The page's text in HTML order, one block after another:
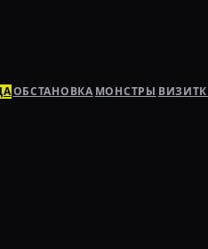
ОБСТАНОВКА МОНСТРЫ